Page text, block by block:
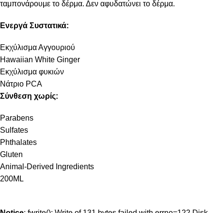
ταμπονάρουμε το δέρμα. Δεν αφυδατώνει το δέρμα.
Ενεργά Συστατικά:
Εκχύλισμα Αγγουριού
Hawaiian White Ginger
Εκχύλισμα φυκιών
Νάτριο PCA
Σύνθεση χωρίς:
Parabens
Sulfates
Phthalates
Gluten
Animal-Derived Ingredients
200ML